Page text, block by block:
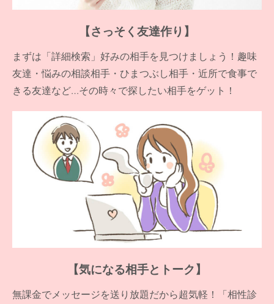
【さっそく友達作り】
まずは「詳細検索」好みの相手を見つけましょう！趣味
友達・悩みの相談相手・ひまつぶし相手・近所で食事で
きる友達など…その時々で探したい相手をゲット！
【気になる相手とトーク】
無課金でメッセージを送り放題だから超気軽！「相性診